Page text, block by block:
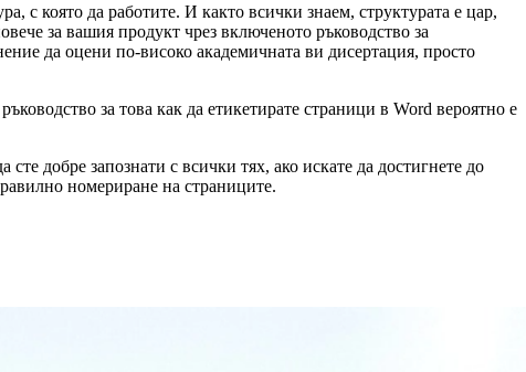
с която да работите. И както всички знаем, структурата е цар,
за вашия продукт чрез включеното ръководство за
да оцени по-високо академичната ви дисертация, просто
за това как да етикетирате страници в Word вероятно е
добре запознати с всички тях, ако искате да достигнете до
номериране на страниците.